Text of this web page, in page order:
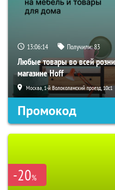
13:06:13 Получили:83
Любые товары во всей
магазине Hoff
Москва, 1-й Волоколамский проезд, 10с1
Промокод
-20%